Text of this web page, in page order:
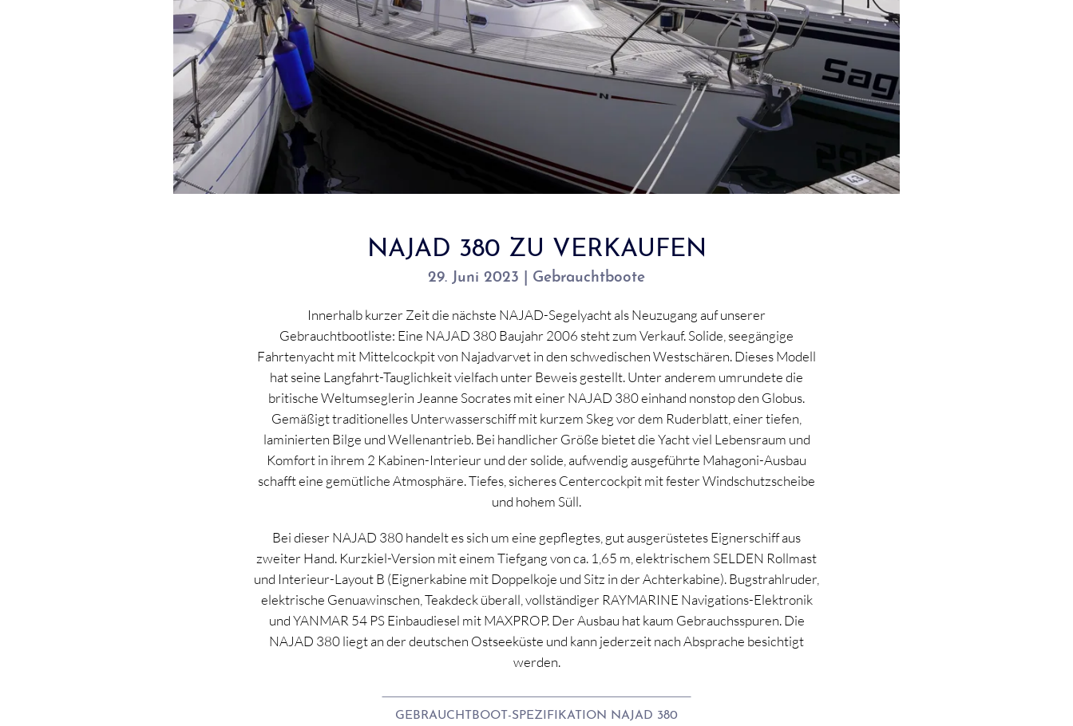
NAJAD 380 ZU VERKAUFEN
29. Juni 2023 | Gebrauchtboote
Innerhalb kurzer Zeit die nächste NAJAD-Segelyacht als Neuzugang auf unserer
Gebrauchtbootliste: Eine NAJAD 380 Baujahr 2006 steht zum Verkauf. Solide, seegängige
Fahrtenyacht mit Mittelcockpit von Najadvarvet in den schwedischen Westschären. Dieses Modell
hat seine Langfahrt-Tauglichkeit vielfach unter Beweis gestellt. Unter anderem umrundete die
britische Weltumseglerin Jeanne Socrates mit einer NAJAD 380 einhand nonstop den Globus.
Gemäßigt traditionelles Unterwasserschiff mit kurzem Skeg vor dem Ruderblatt, einer tiefen,
laminierten Bilge und Wellenantrieb. Bei handlicher Größe bietet die Yacht viel Lebensraum und
Komfort in ihrem 2 Kabinen-Interieur und der solide, aufwendig ausgeführte Mahagoni-Ausbau
schafft eine gemütliche Atmosphäre. Tiefes, sicheres Centercockpit mit fester Windschutzscheibe
und hohem Süll.
Bei dieser NAJAD 380 handelt es sich um eine gepflegtes, gut ausgerüstetes Eignerschiff aus
zweiter Hand. Kurzkiel-Version mit einem Tiefgang von ca. 1,65 m, elektrischem SELDEN Rollmast
und Interieur-Layout B (Eignerkabine mit Doppelkoje und Sitz in der Achterkabine). Bugstrahlruder,
elektrische Genuawinschen, Teakdeck überall, vollständiger RAYMARINE Navigations-Elektronik
und YANMAR 54 PS Einbaudiesel mit MAXPROP. Der Ausbau hat kaum Gebrauchsspuren. Die
NAJAD 380 liegt an der deutschen Ostseeküste und kann jederzeit nach Absprache besichtigt
werden.
GEBRAUCHTBOOT-SPEZIFIKATION NAJAD 380